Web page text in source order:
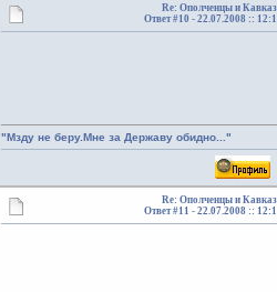
Re: Ополченцы и
Ответ #10 - 22.07.2008 ::
"Мзду не беру.Мне за Державу обидно..."
Re: Ополченцы и
Ответ #11 - 22.07.2008 ::